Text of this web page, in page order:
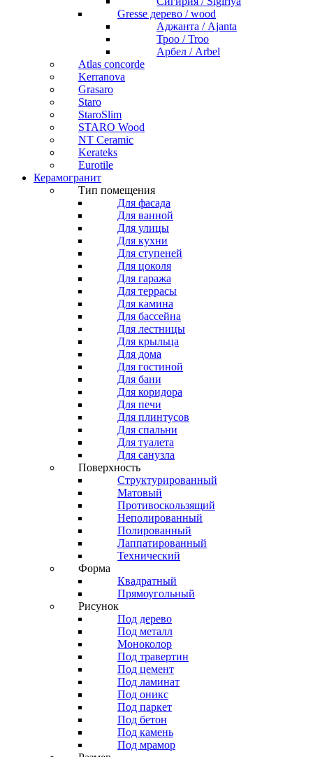
Gresse дерево / wood
Аджанта / Ajanta
Троо / Troo
Арбел / Arbel
Atlas concorde
Kerranova
Grasaro
Staro
StaroSlim
STARO Wood
NT Ceramic
Kerateks
Eurotile
Керамогранит
Тип помещения
Для фасада
Для ванной
Для улицы
Для кухни
Для ступеней
Для цоколя
Для гаража
Для террасы
Для камина
Для бассейна
Для лестницы
Для крыльца
Для дома
Для гостиной
Для бани
Для коридора
Для печи
Для плинтусов
Для спальни
Для туалета
Для санузла
Поверхность
Структурированный
Матовый
Противоскользящий
Неполированный
Полированный
Лаппатированный
Технический
Форма
Квадратный
Прямоугольный
Рисунок
Под дерево
Под металл
Моноколор
Под травертин
Под цемент
Под ламинат
Под оникс
Под паркет
Под бетон
Под камень
Под мрамор